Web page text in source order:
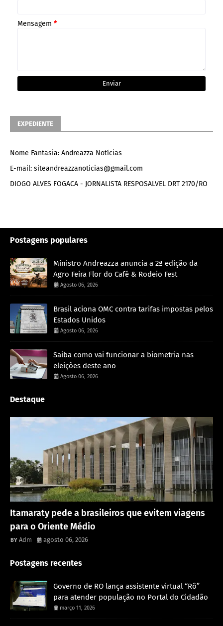
Mensagem *
EXPEDIENTE
Nome Fantasia: Andreazza Notícias
E-mail: siteandreazzanoticias@gmail.com
DIOGO ALVES FOGACA - JORNALISTA RESPOSALVEL DRT 2170/RO
Postagens populares
Ministro Andreazza anuncia a 2ª edição da
Agro Feira Flor do Café & Rodeio Fest
Agosto 06, 2026
Brasil aciona OMC contra tarifas impostas pelos
Estados Unidos
Agosto 06, 2026
Saiba como vai funcionar a biometria nas
eleições deste ano
Agosto 06, 2026
Destaque
Itamaraty pede a brasileiros que evitem viagens
para o Oriente Médio
Adm agosto 06, 2026
Postagens recentes
Governo de RO lança assistente virtual “Rô”
para atender população no Portal do Cidadão
março 11, 2026